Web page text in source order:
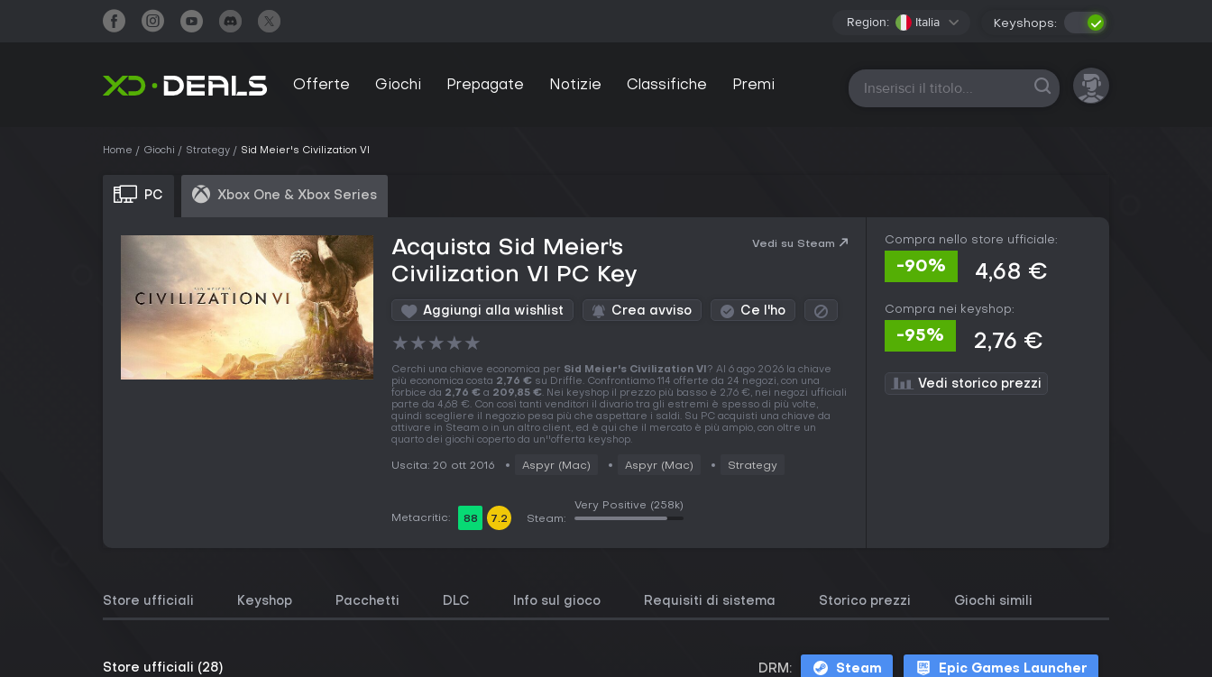
Region: Italia Keyshops:
Offerte Giochi Prepagate Notizie Classifiche Premi Tutte le piattaforme
Home Giochi Strategy Sid Meier's Civilization VI
PC Xbox One & Xbox Series
Acquista Sid Meier's
Civilization VI PC Key
Vedi su Steam
Aggiungi alla wishlist Crea avviso Ce l'ho
★★★★★
Cerchi una chiave economica per Sid Meier's Civilization VI ? Al 6 ago 2026 la chiave
più economica costa 2,76 € su Driffle. Confrontiamo 114 offerte da 24 negozi, con una
forbice da 2,76 € a 209,85 €. Nei keyshop il prezzo più basso è 2,76 €, nei negozi ufficiali
parte da 4,68 €. Con così tanti venditori il divario tra gli estremi è spesso di più volte,
quindi scegliere il negozio pesa più che aspettare i saldi. Su PC acquisti una chiave da
attivare in Steam o in un altro client, ed è qui che il mercato è più ampio, con oltre un
quarto dei giochi coperto da un''offerta keyshop.
Uscita: 20 ott 2016 Aspyr (Mac) Aspyr (Mac) Strategy
Metacritic: 88 7.2 Steam:
Very Positive (258k)
Compra nello store ufficiale:
-90% 4,68 €
Compra nei keyshop:
-95% 2,76 €
Vedi storico prezzi
Store ufficiali Keyshop Pacchetti DLC Info sul gioco Requisiti di sistema Storico prezzi Giochi simili
Store ufficiali (28) DRM: Steam Epic Games Launcher